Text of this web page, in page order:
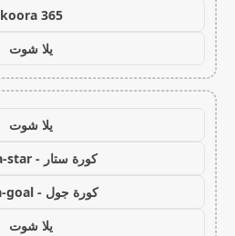
koora 365
يلا شوت
يلا شوت
كورة ستار - koora-star
كورة جول - koora-goal
يلا شوت